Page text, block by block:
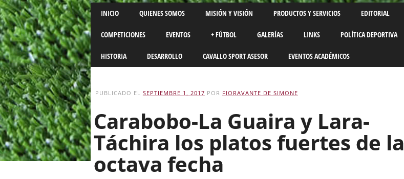
Main menu
Skip
to
content
INICIO QUIENES SOMOS MISIÓN Y VISIÓN PRODUCTOS Y SERVICIOS EDITORIAL
COMPETICIONES EVENTOS + FÚTBOL GALERÍAS LINKS POLÍTICA DEPORTIVA
HISTORIA DESARROLLO CAVALLO SPORT ASESOR EVENTOS ACADÉMICOS
PUBLICADO EL SEPTIEMBRE 1, 2017 POR FIORAVANTE DE SIMONE
Carabobo-La Guaira y Lara-
Táchira los platos fuertes de la
octava fecha